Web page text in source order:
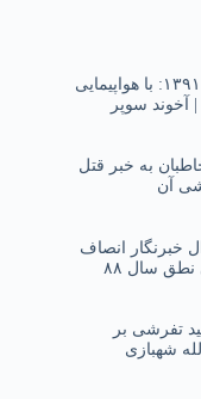
محمدباقر خرازی در سال ۱۳۹۱: با هواپیمایی
آخوند سوپر
به خبر قتل
آن
خبرنگار انصاف
تفرشی بر
شهبازی